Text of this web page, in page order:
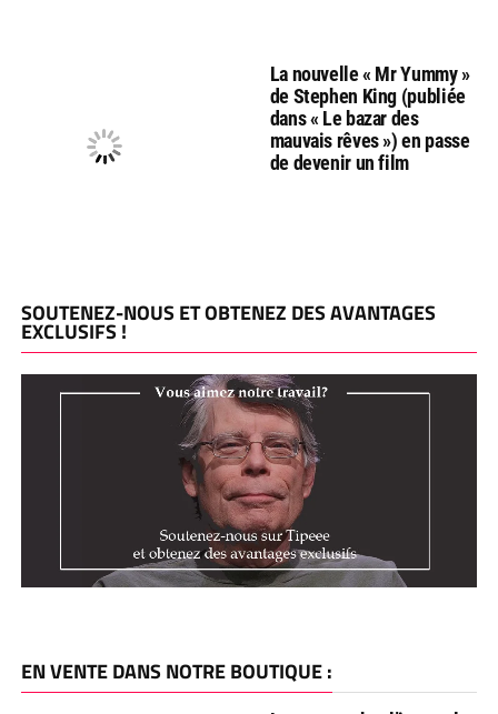
La nouvelle « Mr Yummy »
de Stephen King (publiée
dans « Le bazar des
mauvais rêves ») en passe
de devenir un film
SOUTENEZ-NOUS ET OBTENEZ DES AVANTAGES
EXCLUSIFS !
EN VENTE DANS NOTRE BOUTIQUE :